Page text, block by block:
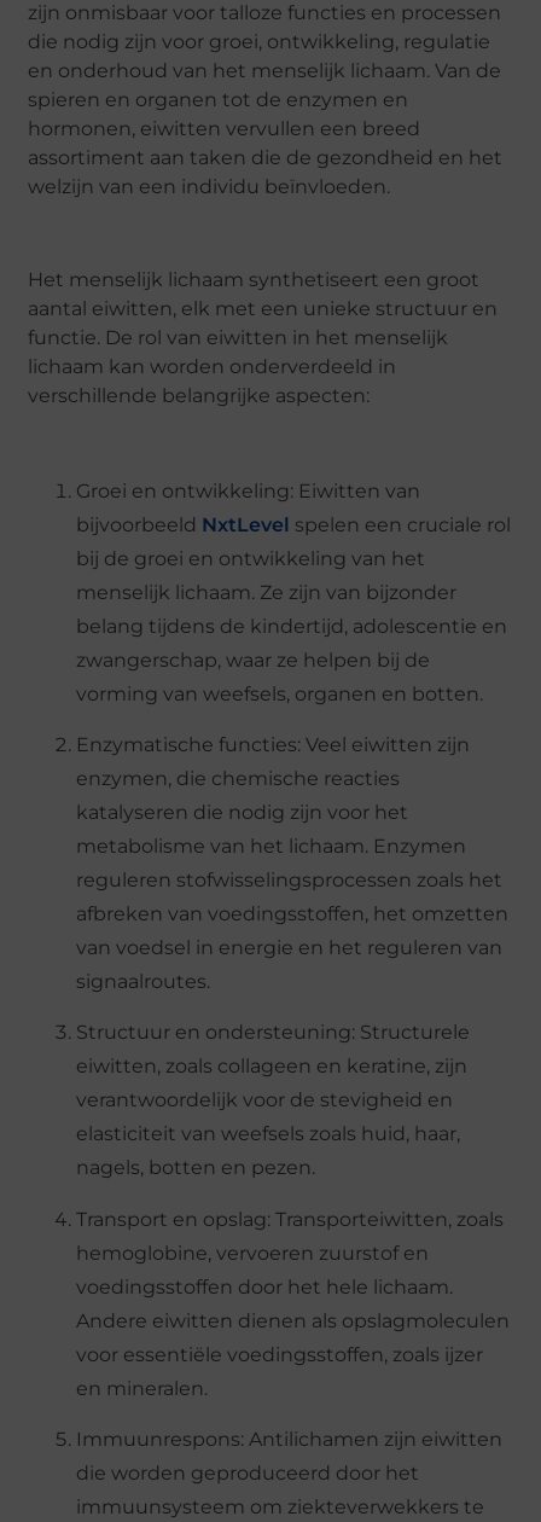
zijn onmisbaar voor talloze functies en processen
die nodig zijn voor groei, ontwikkeling, regulatie
en onderhoud van het menselijk lichaam. Van de
spieren en organen tot de enzymen en
hormonen, eiwitten vervullen een breed
assortiment aan taken die de gezondheid en het
welzijn van een individu beïnvloeden.
Het menselijk lichaam synthetiseert een groot
aantal eiwitten, elk met een unieke structuur en
functie. De rol van eiwitten in het menselijk
lichaam kan worden onderverdeeld in
verschillende belangrijke aspecten:
Groei en ontwikkeling: Eiwitten van
bijvoorbeeld NxtLevel spelen een cruciale rol
bij de groei en ontwikkeling van het
menselijk lichaam. Ze zijn van bijzonder
belang tijdens de kindertijd, adolescentie en
zwangerschap, waar ze helpen bij de
vorming van weefsels, organen en botten.
Enzymatische functies: Veel eiwitten zijn
enzymen, die chemische reacties
katalyseren die nodig zijn voor het
metabolisme van het lichaam. Enzymen
reguleren stofwisselingsprocessen zoals het
afbreken van voedingsstoffen, het omzetten
van voedsel in energie en het reguleren van
signaalroutes.
Structuur en ondersteuning: Structurele
eiwitten, zoals collageen en keratine, zijn
verantwoordelijk voor de stevigheid en
elasticiteit van weefsels zoals huid, haar,
nagels, botten en pezen.
Transport en opslag: Transporteiwitten, zoals
hemoglobine, vervoeren zuurstof en
voedingsstoffen door het hele lichaam.
Andere eiwitten dienen als opslagmoleculen
voor essentiële voedingsstoffen, zoals ijzer
en mineralen.
Immuunrespons: Antilichamen zijn eiwitten
die worden geproduceerd door het
immuunsysteem om ziekteverwekkers te